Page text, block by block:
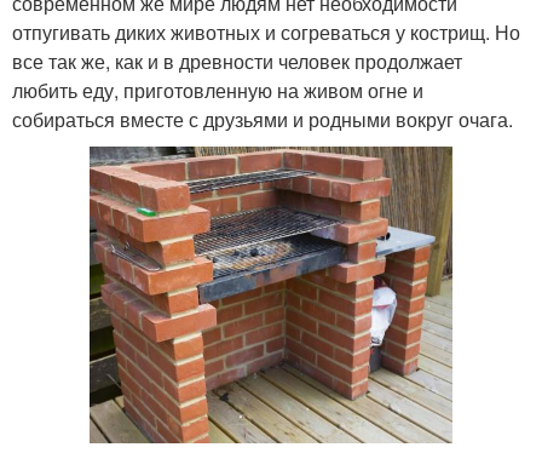
отпугивать диких животных и согреваться у кострищ. Но
все так же, как и в древности человек продолжает
любить еду, приготовленную на живом огне и
собираться вместе с друзьями и родными вокруг очага.